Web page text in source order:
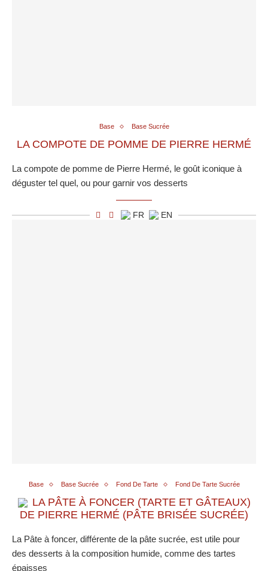
Base Base Sucrée
LA COMPOTE DE POMME DE PIERRE HERMÉ
La compote de pomme de Pierre Hermé, le goût iconique à
déguster tel quel, ou pour garnir vos desserts
FR EN
Base Base Sucrée Fond De Tarte Fond De Tarte Sucrée
LA PÂTE À FONCER (TARTE ET GÂTEAUX)
DE PIERRE HERMÉ (PÂTE BRISÉE SUCRÉE)
La Pâte à foncer, différente de la pâte sucrée, est utile pour
des desserts à la composition humide, comme des tartes
épaisses